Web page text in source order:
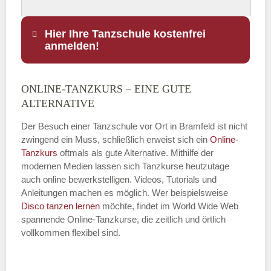
Hier Ihre Tanzschule kostenfrei
anmelden!
Name
E-Mail*
Name der Tanzschule
ONLINE-TANZKURS – EINE GUTE
ALTERNATIVE
Der Besuch einer Tanzschule vor Ort in Bramfeld ist nicht
zwingend ein Muss, schließlich erweist sich ein Online-
Tanzkurs oftmals als gute Alternative. Mithilfe der
modernen Medien lassen sich Tanzkurse heutzutage
auch online bewerkstelligen. Videos, Tutorials und
Anleitungen machen es möglich. Wer beispielsweise
Disco tanzen lernen möchte, findet im World Wide Web
spannende Online-Tanzkurse, die zeitlich und örtlich
vollkommen flexibel sind.